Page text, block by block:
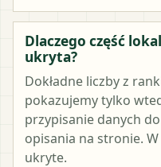
Dlaczego część
ukryta?
Dokładne liczby z
pokazujemy tylko
przypisanie danych
opisania na stronie.
ukryte.